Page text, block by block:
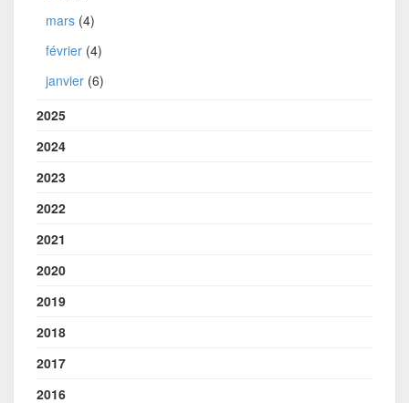
mars (4)
février (4)
janvier (6)
2025
2024
2023
2022
2021
2020
2019
2018
2017
2016